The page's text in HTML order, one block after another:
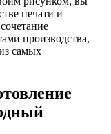
печати и
производства,
самых